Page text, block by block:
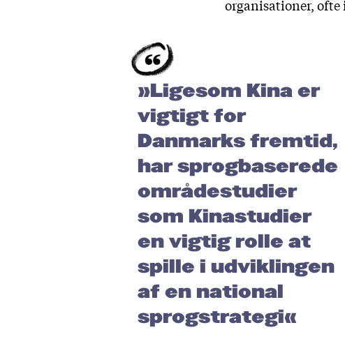
organisationer,
»Ligesom Kina er
vigtigt for
Danmarks fremtid,
har sprogbaserede
områdestudier
som Kinastudier
en vigtig rolle at
spille i udviklingen
af en national
sprogstrategi«